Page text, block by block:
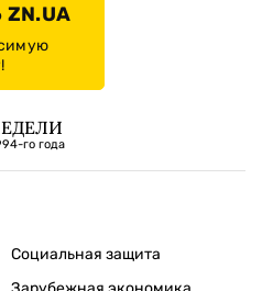
го года
Социальная защита